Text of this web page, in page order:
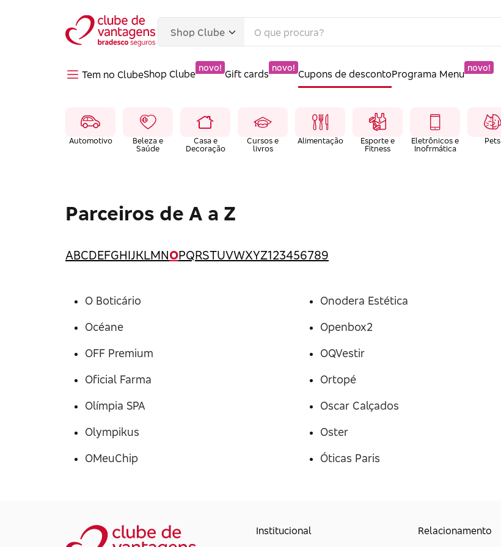
Tem no ClubeShop Clube
novo!
Gift cards
novo!
Cupons de descontoPrograma Menu
novo!
Automotivo
Beleza e
Saúde
Casa e
Decoração
Cursos e
livros
Alimentação
Esporte e
Fitness
Eletrônicos e
Inofrmática
Pets
Parceiros de A a Z
ABCDEFGHIJKLMNOPQRSTUVWXYZ123456789
O Boticário
Océane
OFF Premium
Oficial Farma
Olímpia SPA
Olympikus
OMeuChip
Onodera Estética
Openbox2
OQVestir
Ortopé
Oscar Calçados
Oster
Óticas Paris
Institucional Relacionamento